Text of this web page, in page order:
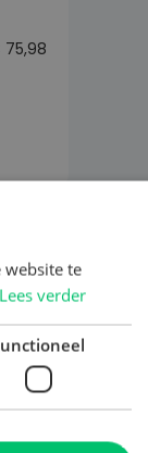
75,98
website te
Lees verder